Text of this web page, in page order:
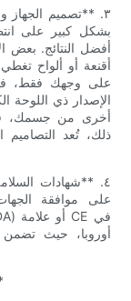
٣. **تصميم الجهاز
بشكل كبير على
أفضل النتائج. بعض
أقنعة أو ألواح
على وجهك فقط،
الإصدار ذي اللوحة
أخرى من جسمك،
ذلك، تُعد التصاميم
٤. **شهادات
على موافقة
أوروبا، حيث تضمن
####